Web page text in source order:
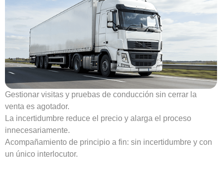
Gestionar visitas y pruebas de conducción sin cerrar la
venta es agotador.
La incertidumbre reduce el precio y alarga el proceso
innecesariamente.
Acompañamiento de principio a fin: sin incertidumbre y con
un único interlocutor.